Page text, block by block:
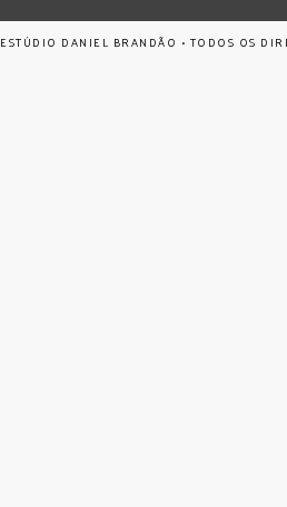
ESTÚDIO DANIEL BRANDÃO • TODOS OS